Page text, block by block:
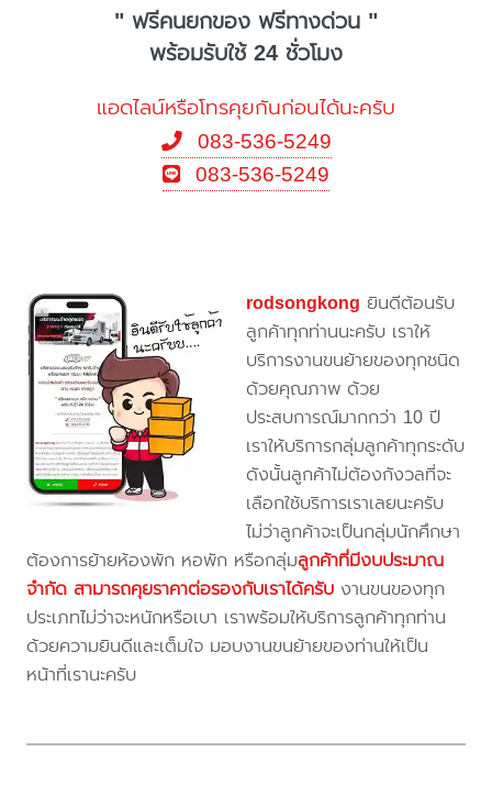
" ฟรีคนยกของ ฟรีทางด่วน "
พร้อมรับใช้ 24 ชั่วโมง
แอดไลน์หรือโทรคุยกันก่อนได้นะครับ
083-536-5249
083-536-5249
rodsongkong ยินดีต้อนรับ
ลูกค้าทุกท่านนะครับ เราให้
บริการงานขนย้ายของทุกชนิด
ด้วยคุณภาพ ด้วย
ประสบการณ์มากกว่า 10 ปี
เราให้บริการกลุ่มลูกค้าทุกระดับ
ดังนั้นลูกค้าไม่ต้องกังวลที่จะ
เลือกใช้บริการเราเลยนะครับ
ไม่ว่าลูกค้าจะเป็นกลุ่มนักศึกษา
ต้องการย้ายห้องพัก หอพัก หรือกลุ่มลูกค้าที่มีงบประมาณ
จำกัด สามารถคุยราคาต่อรองกับเราได้ครับ งานขนของทุก
ประเภทไม่ว่าจะหนักหรือเบา เราพร้อมให้บริการลูกค้าทุกท่าน
ด้วยความยินดีและเต็มใจ มอบงานขนย้ายของท่านให้เป็น
หน้าที่เรานะครับ